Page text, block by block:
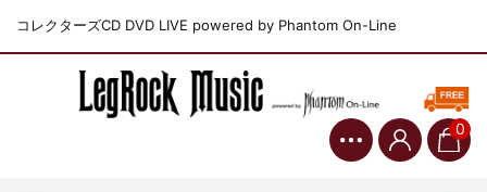
コレクターズCD DVD LIVE powered by Phantom On-Line
0